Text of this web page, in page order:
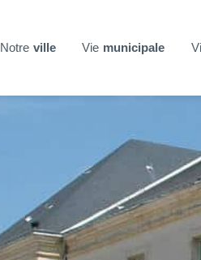
Notre ville Vie municipale